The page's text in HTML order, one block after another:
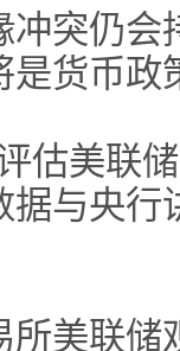
冲突仍
是货币政
估美联
据与央
所美联